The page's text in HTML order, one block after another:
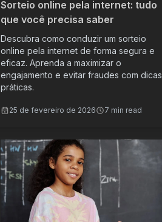
Sorteio online pela internet: tudo
que você precisa saber
Descubra como conduzir um sorteio
online pela internet de forma segura e
eficaz. Aprenda a maximizar o
engajamento e evitar fraudes com dicas
práticas.
25 de fevereiro de 2026 7 min read